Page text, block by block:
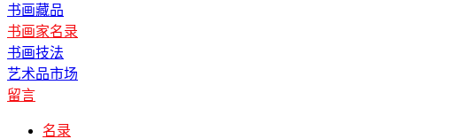
书画藏品
书画家名录
书画技法
艺术品市场
留言
名录